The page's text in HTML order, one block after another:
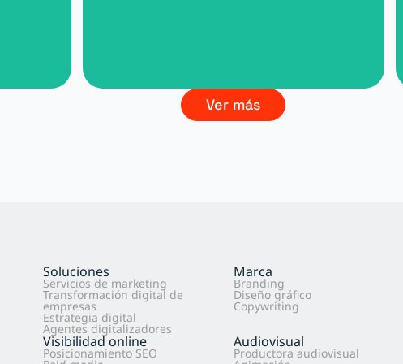
Ver más
Soluciones
Servicios de marketing
Transformación digital de
empresas
Estrategia digital
Agentes digitalizadores
Marca
Branding
Diseño gráfico
Copywriting
Visibilidad online
Posicionamiento SEO
Audiovisual
Productora audiovisual